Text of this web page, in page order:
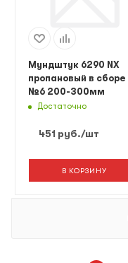
Мундштук 6290 NX
пропановый в сборе
№6 200-300мм
Достаточно
451 руб./шт
В КОРЗИНУ